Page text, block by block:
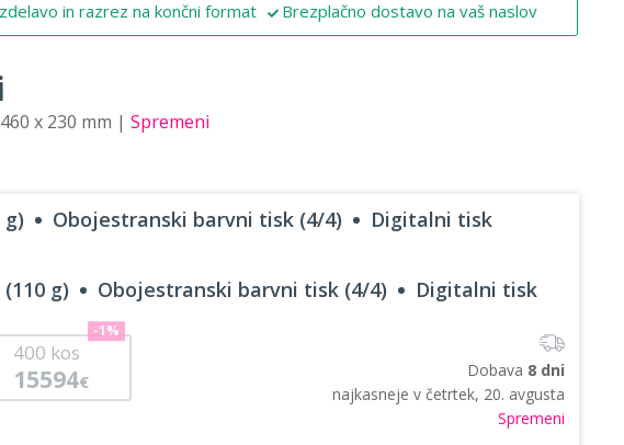
in razrez na končni format Brezplačno dostavo na vaš naslov
x 230 mm | Spremeni
Obojestranski barvni tisk (4/4) Digitalni tisk
g) Obojestranski barvni tisk (4/4) Digitalni tisk
400 kos
15594€
-1%
Dobava 8 dni
najkasneje v četrtek, 20. avgusta
Spremeni